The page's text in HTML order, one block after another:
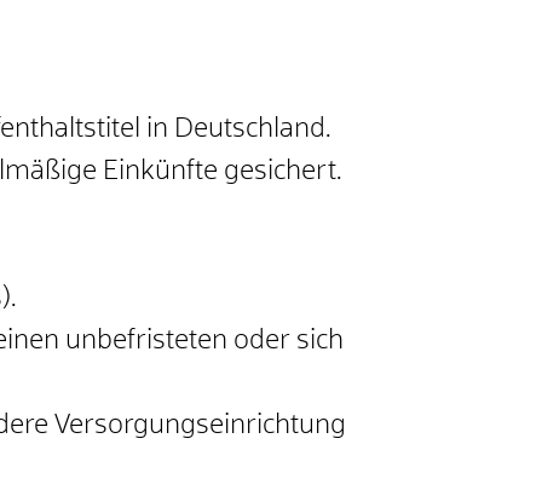
in Deutschland.
Einkünfte gesichert.
unbefristeten oder sich
Versorgungseinrichtung